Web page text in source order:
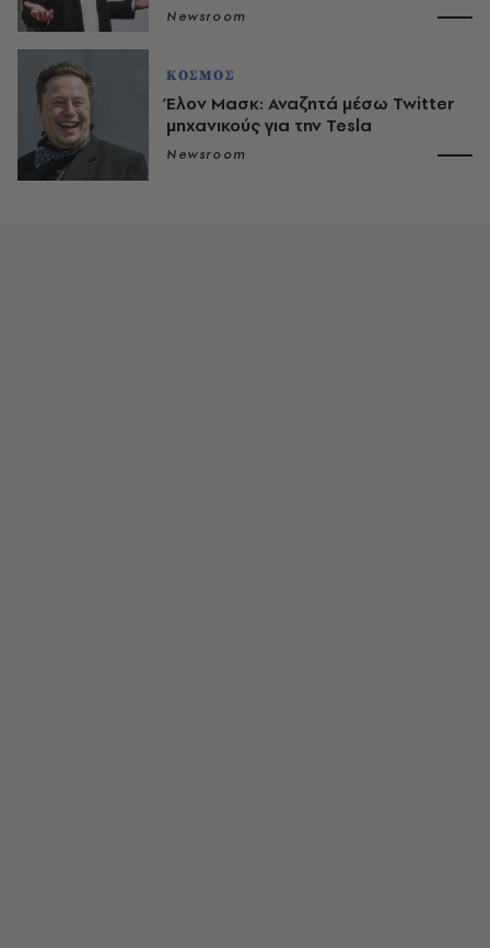
Newsroom
ΚΟΣΜΟΣ
Έλον Μασκ: Αναζητά μέσω Twitter
μηχανικούς για την Tesla
Newsroom